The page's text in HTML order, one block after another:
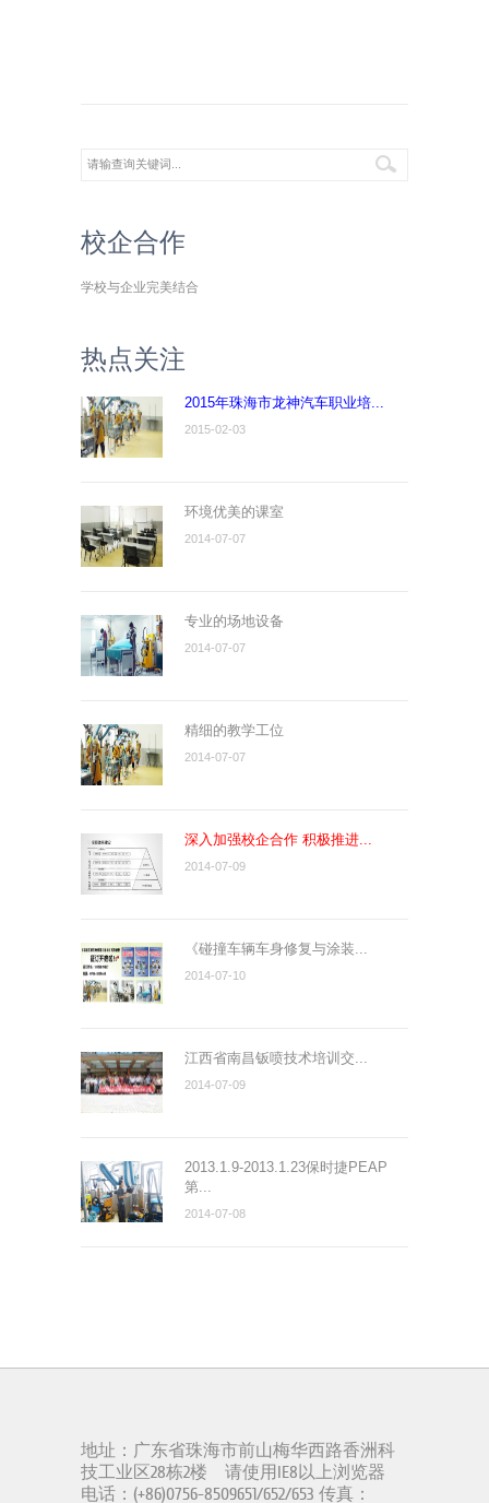
校企合作
学校与企业完美结合
热点关注
2015年珠海市龙神汽车职业培...
2015-02-03
环境优美的课室
2014-07-07
专业的场地设备
2014-07-07
精细的教学工位
2014-07-07
深入加强校企合作 积极推进...
2014-07-09
《碰撞车辆车身修复与涂装...
2014-07-10
江西省南昌钣喷技术培训交...
2014-07-09
2013.1.9-2013.1.23保时捷PEAP
第...
2014-07-08
地址：广东省珠海市前山梅华西路香洲科
技工业区28栋2楼 请使用IE8以上浏览器
电话：(+86)0756-8509651/652/653 传真：